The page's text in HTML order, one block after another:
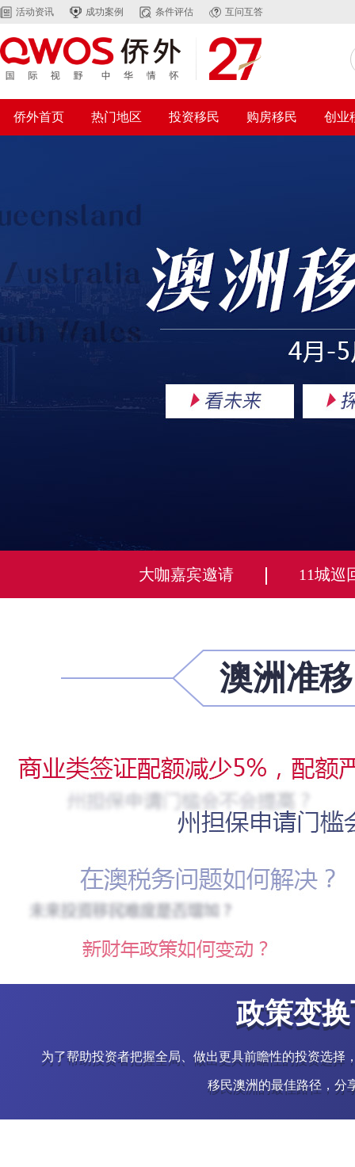
活动资讯 成功案例 条件评估 互问互答
侨外首页 热门地区 投资移民 购房移民 创业
大咖嘉宾邀请 11城巡
澳洲准
政策变
为了帮助投资者把握全局、做出更具前瞻性的投资选择
移民澳洲的最佳路径，分